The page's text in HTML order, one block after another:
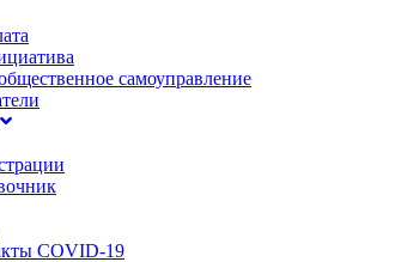
самоуправление
COVID-19